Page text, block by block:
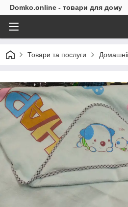
Domko.online - товари для дому
Товари та послуги